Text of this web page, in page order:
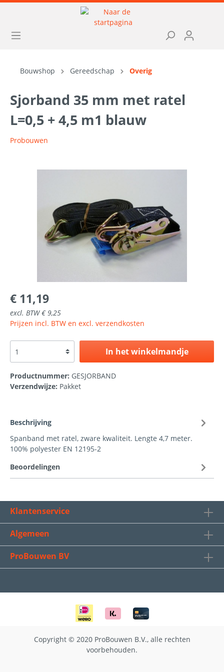
Bouwshop Gereedschap Overig
Sjorband 35 mm met ratel
L=0,5 + 4,5 m1 blauw
Probouwen
€ 11,19
excl. BTW € 9,25
Prijzen incl. BTW en excl. verzendkosten
In het winkelmandje
Productnummer: GESJORBAND
Verzendwijze: Pakket
Beschrijving
Spanband met ratel, zware kwaliteit. Lengte 4,7 meter.
100% polyester EN 12195-2
Beoordelingen
Klantenservice
Algemeen
ProBouwen BV
Copyright © 2020 ProBouwen B.V., alle rechten
voorbehouden.